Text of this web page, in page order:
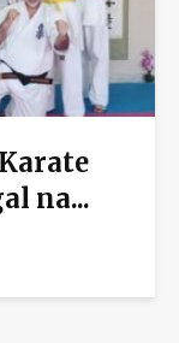
na...